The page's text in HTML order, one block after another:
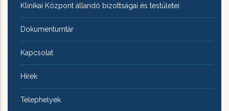
Klinikai Központ állandó bizottságai és testületei
Dokumentumtár
Kapcsolat
Hírek
Telephelyek